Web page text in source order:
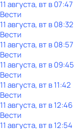
11 августа, вт в 07:47
Вести
11 августа, вт в 08:32
Вести
11 августа, вт в 08:57
Вести
11 августа, вт в 09:45
Вести
11 августа, вт в 11:42
Вести
11 августа, вт в 12:46
Вести
11 августа, вт в 12:54